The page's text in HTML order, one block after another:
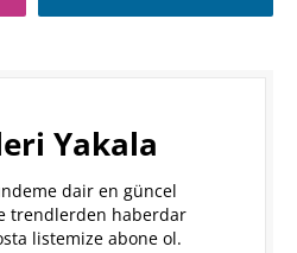
Yakala
dair en güncel
trendlerden haberdar
listemize abone ol.